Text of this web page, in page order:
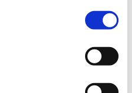
som benyttes i